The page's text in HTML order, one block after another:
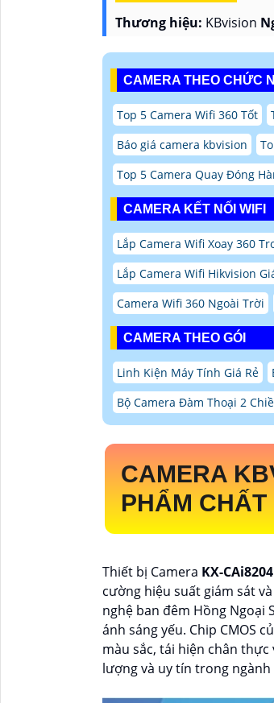
Thương hiệu: KBvision
CAMERA THEO CHỨC
Top 5 Camera Wifi 360 Tốt
Báo giá camera kbvision
Top 5 Camera Quay Đóng
CAMERA KẾT NỐI WIFI
Lắp Camera Wifi Xoay 360
Lắp Camera Wifi Hikvision
Camera Wifi 360 Ngoài Trời
CAMERA THEO GÓI
Linh Kiện Máy Tính Giá Rẻ
Bộ Camera Đàm Thoại 2
CAMERA
PHẨM
Thiết bị Camera KX-
cường hiệu suất giám sát
nghệ ban đêm Hồng Ngoại
ánh sáng yếu. Chip CMOS
màu sắc, tái hiện chân thực
lượng và uy tín trong